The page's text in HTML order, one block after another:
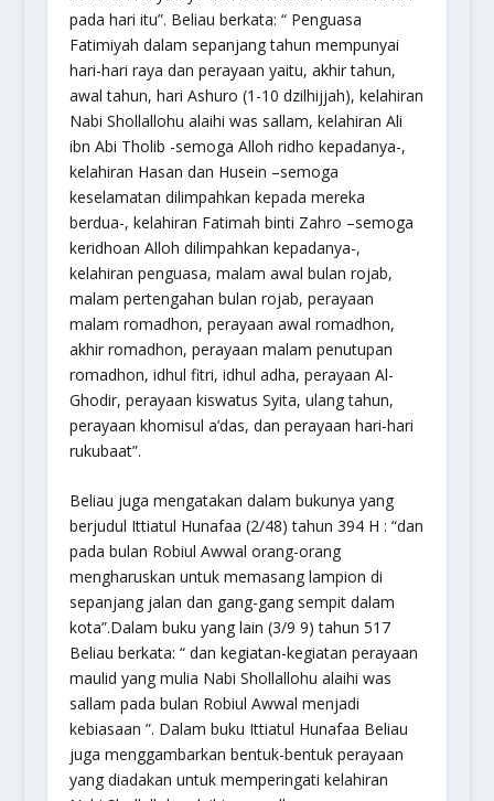
pada hari itu”. Beliau berkata: “ Penguasa
Fatimiyah dalam sepanjang tahun mempunyai
hari-hari raya dan perayaan yaitu, akhir tahun,
awal tahun, hari Ashuro (1-10 dzilhijjah), kelahiran
Nabi Shollallohu alaihi was sallam, kelahiran Ali
ibn Abi Tholib -semoga Alloh ridho kepadanya-,
kelahiran Hasan dan Husein –semoga
keselamatan dilimpahkan kepada mereka
berdua-, kelahiran Fatimah binti Zahro –semoga
keridhoan Alloh dilimpahkan kepadanya-,
kelahiran penguasa, malam awal bulan rojab,
malam pertengahan bulan rojab, perayaan
malam romadhon, perayaan awal romadhon,
akhir romadhon, perayaan malam penutupan
romadhon, idhul fitri, idhul adha, perayaan Al-
Ghodir, perayaan kiswatus Syita, ulang tahun,
perayaan khomisul a’das, dan perayaan hari-hari
rukubaat”.
Beliau juga mengatakan dalam bukunya yang
berjudul Ittiatul Hunafaa (2/48) tahun 394 H : “dan
pada bulan Robiul Awwal orang-orang
mengharuskan untuk memasang lampion di
sepanjang jalan dan gang-gang sempit dalam
kota”.Dalam buku yang lain (3/9 9) tahun 517
Beliau berkata: “ dan kegiatan-kegiatan perayaan
maulid yang mulia Nabi Shollallohu alaihi was
sallam pada bulan Robiul Awwal menjadi
kebiasaan ”. Dalam buku Ittiatul Hunafaa Beliau
juga menggambarkan bentuk-bentuk perayaan
yang diadakan untuk memperingati kelahiran